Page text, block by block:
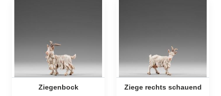
Ziegenbock Ziege rechts schauend